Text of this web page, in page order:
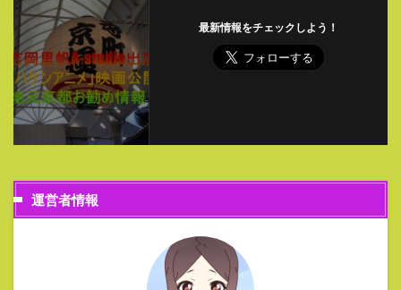
最新情報をチェックしよう！
運営者情報